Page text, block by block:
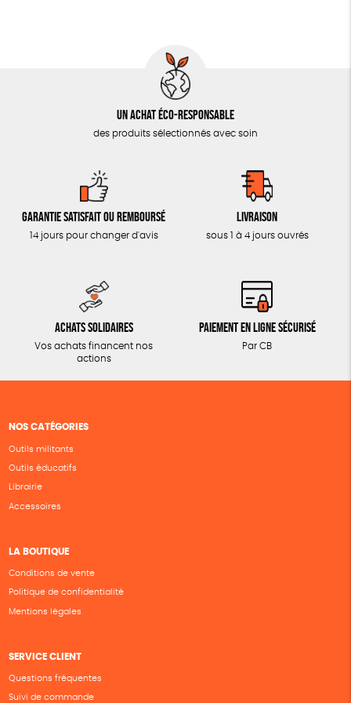
CUISINE / NUTRITION
ACCESSOIRES
Un achat éco-responsable
des produits sélectionnés avec soin
Garantie satisfait ou remboursé
14 jours pour changer d'avis
Livraison
sous 1 à 4 jours ouvrés
Achats solidaires
Vos achats financent nos
actions
Paiement en ligne sécurisé
Par CB
NOS CATÉGORIES
Outils militants
Outils éducatifs
Librairie
Accessoires
LA BOUTIQUE
Conditions de vente
Politique de confidentialité
Mentions légales
SERVICE CLIENT
Questions fréquentes
Suivi de commande